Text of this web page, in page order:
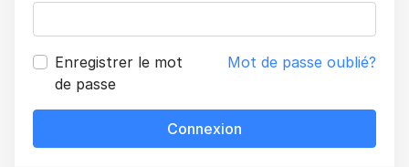
Enregistrer le mot
de passe
Mot de passe oublié?
Connexion